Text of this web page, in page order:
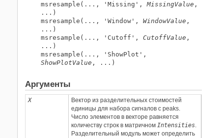
Смотрите также
msresample(..., 'Missing',MissingValue ,
...)
msresample(..., 'Window', WindowValue ,
...)
msresample(..., 'Cutoff', CutoffValue ,
...)
msresample(..., 'ShowPlot',
ShowPlotValue , ...)
Аргументы
X
Вектор из разделительных стоимостей
единицы для набора сигналов с peaks.
Число элементов в векторе равняется
количеству строк в матричном Intensities.
Разделительный модуль может определить